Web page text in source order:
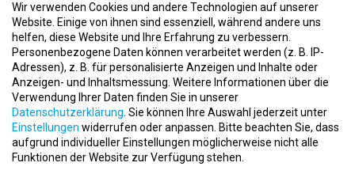
und ein unterstützendes Team machen den Job auch
langfristig attraktiv.
Was Bewerber:innen erwartet
Intensive Einarbeitung:Neue Teammitglieder erhalten eine
strukturierte Einführung – ob mit oder ohne
Branchenerfahrung.
Regelmäßige Weiterbildungen:Fachliches und persönliches
Wachstum durch interne Trainings und externe Schulungen.
Wir verwenden Cookies und andere Technologien auf unserer
Website. Einige von ihnen sind essenziell, während andere uns
helfen, diese Website und Ihre Erfahrung zu verbessern.
Personenbezogene Daten können verarbeitet werden (z. B. IP-
Adressen), z. B. für personalisierte Anzeigen und Inhalte oder
Anzeigen- und Inhaltsmessung. Weitere Informationen über die
Verwendung Ihrer Daten finden Sie in unserer
Datenschutzerklärung. Sie können Ihre Auswahl jederzeit unter
Einstellungen widerrufen oder anpassen. Bitte beachten Sie, dass
aufgrund individueller Einstellungen möglicherweise nicht alle
Funktionen der Website zur Verfügung stehen.